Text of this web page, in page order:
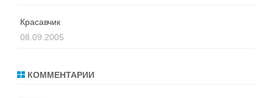
Красавчик
08.09.2005
КОММЕНТАРИИ